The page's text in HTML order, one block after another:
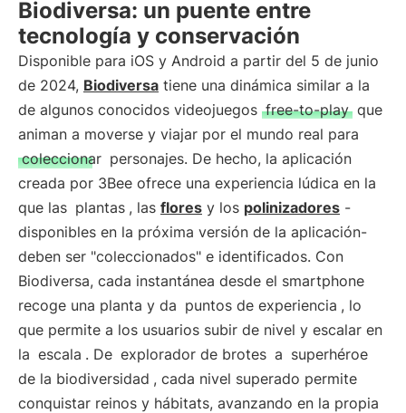
Biodiversa: un puente entre
tecnología y conservación
Disponible para iOS y Android a partir del 5 de junio
de 2024, Biodiversa tiene una dinámica similar a la
de algunos conocidos videojuegos free-to-play que
animan a moverse y viajar por el mundo real para
coleccionar personajes. De hecho, la aplicación
creada por 3Bee ofrece una experiencia lúdica en la
que las plantas , las flores y los polinizadores -
disponibles en la próxima versión de la aplicación-
deben ser "coleccionados" e identificados. Con
Biodiversa, cada instantánea desde el smartphone
recoge una planta y da puntos de experiencia , lo
que permite a los usuarios subir de nivel y escalar en
la escala . De explorador de brotes a superhéroe
de la biodiversidad , cada nivel superado permite
conquistar reinos y hábitats, avanzando en la propia